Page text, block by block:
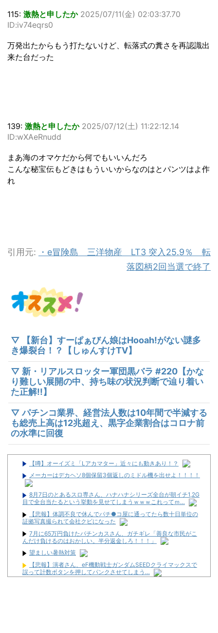
115: 激熱と申したか 2025/07/11(金) 02:03:37.70
ID:iv74eqrs0
万発出たからもう打たないけど、転落式の糞さを再認識出
来た台だった
139: 激熱と申したか 2025/07/12(土) 11:22:12.14
ID:wXAeRnudd
まあ海のオマケだから何でもいいんだろ
こんな秘宝伝もどきはもういいからなのはとパンツはよ作
れ
引用元:
・e冒険島 三洋物産 LT3 突入25.9％ 転
落図柄2回当選で終了
▽ 【新台】すーぱぁびん娘はHooah!がない謎多
き爆裂台！？【しゅんすけTV】
▽ 新・リアルスロッター軍団黒バラ #220【かな
り難しい展開の中、持ち味の状況判断で辿り着い
た正解!!】
▽ パチンコ業界、経営法人数は10年間で半減する
も総売上高は12兆超え、黒字企業割合はコロナ前
の水準に回復
【噂】オーイズミ「Lアカマター」近々にも動きあり！？
メーカーはデカヘソ8個保留3個返しのミドル機を出せよ！！！！
8月7日のとあるスロ専さん、ハナハナシリーズ全台が朝イチ1,2G
目で全台当たるという挙動を見せてしまうｗｗｗこれってｍ…
【悲報】体調不良で休んでパチ●コ屋に通ってたら数十日単位の
証拠写真撮られて会社クビになった
7月に65万円負けたパチンカスさん、ガチギレ「善良な市民がこ
んだけ負けるのはおかしい。半分返金しろ！！！」
望ましい暑熱対策
【悲報】演者さん、eF機動戦士ガンダムSEEDクライマックスで
誤って計数ボタンを押してパンクさせてしまう…